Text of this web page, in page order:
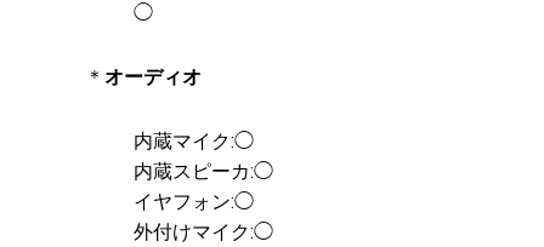
◯
＊ オーディオ
内蔵マイク:◯
内蔵スピーカ:◯
イヤフォン:◯
外付けマイク:◯